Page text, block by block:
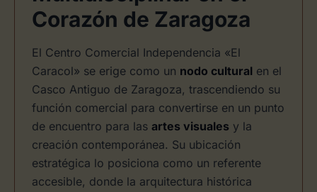
Corazón de Zaragoza
El Centro Comercial Independencia «El
Caracol» se erige como un nodo cultural en el
Casco Antiguo de Zaragoza, trascendiendo su
función comercial para convertirse en un punto
de encuentro para las artes visuales y la
creación contemporánea. Su ubicación
estratégica lo posiciona como un referente
accesible, donde la arquitectura histórica